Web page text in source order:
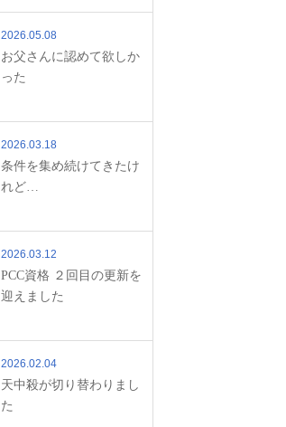
2026.05.08
お父さんに認めて欲しか
った
2026.03.18
条件を集め続けてきたけ
れど…
2026.03.12
PCC資格 ２回目の更新を
迎えました
2026.02.04
天中殺が切り替わりまし
た